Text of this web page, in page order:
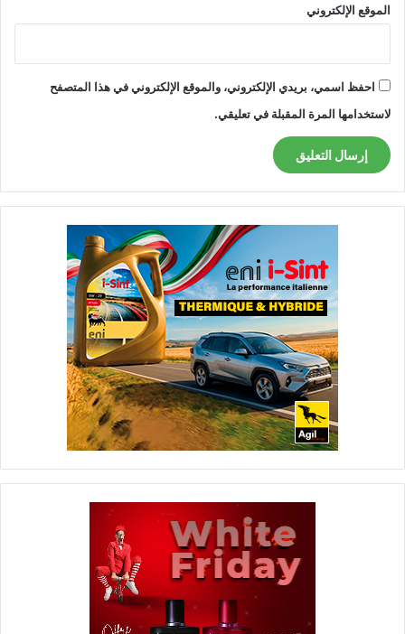
الموقع الإلكتروني
احفظ اسمي، بريدي الإلكتروني، والموقع الإلكتروني في هذا المتصفح
لاستخدامها المرة المقبلة في تعليقي.